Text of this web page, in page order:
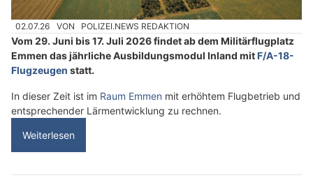
Kühnis Eventtechnik GmbH: Full-Service Technikpartner im Rheintal